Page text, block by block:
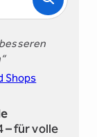
Shops
– für volle